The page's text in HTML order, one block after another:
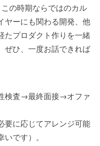
の時期ならではのカル
ヤーにも関わる開発、他
たプロダクト作りを一緒
ぜひ、一度お話できれば
検査→最終面接→オファ
要に応じてアレンジ可能
です）。